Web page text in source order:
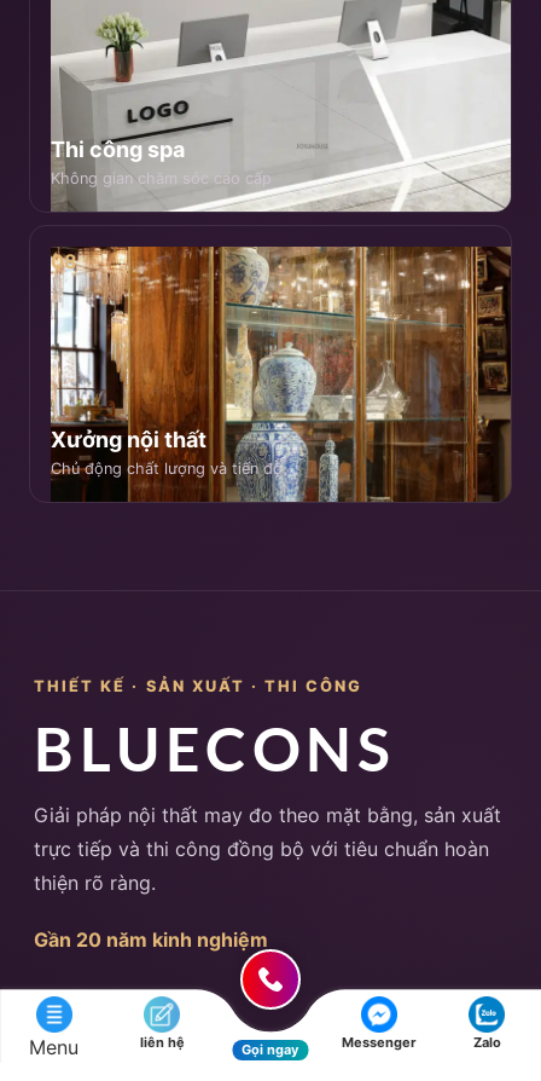
Menu liên hệ Gọi ngay Messenger Zalo
Thi công spa
Không gian chăm sóc cao cấp
08
Xưởng nội thất
Chủ động chất lượng và tiến độ
THIẾT KẾ · SẢN XUẤT · THI CÔNG
BLUECONS
Giải pháp nội thất may đo theo mặt bằng, sản xuất
trực tiếp và thi công đồng bộ với tiêu chuẩn hoàn
thiện rõ ràng.
Gần 20 năm kinh nghiệm
Khám phá
Về Bluecons